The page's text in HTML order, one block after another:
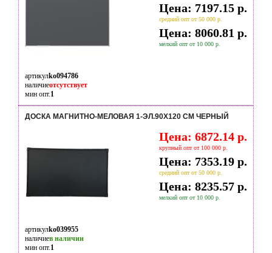
Цена: 7197.15 р.
средний опт от 50 000 р.
Цена: 8060.81 р.
мелкий опт от 10 000 р.
артикулko094786
наличиеотсутствует
мин опт.1
ДОСКА МАГНИТНО-МЕЛОВАЯ 1-ЭЛ.90X120 СМ ЧЕРНЫЙ
Цена: 6872.14 р.
крупный опт от 100 000 р.
Цена: 7353.19 р.
средний опт от 50 000 р.
Цена: 8235.57 р.
мелкий опт от 10 000 р.
артикулko039955
наличиев наличии
мин опт.1